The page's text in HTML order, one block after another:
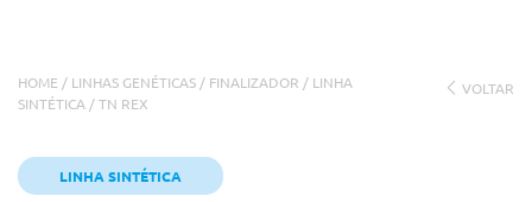
HOME / LINHAS GENÉTICAS / FINALIZADOR / LINHA
SINTÉTICA / TN REX
VOLTAR
LINHA SINTÉTICA